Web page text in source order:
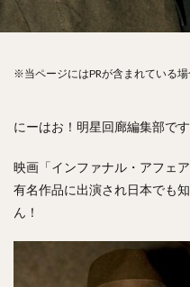
※当ページにはPRが含まれている
にーはお！明星回廊編集部です
映画「インファナル・アフェ
有名作品に出演され日本でも
ん！